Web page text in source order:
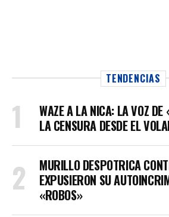
TENDENCIAS
WAZE A LA NICA: LA VOZ
LA CENSURA DESDE EL
MURILLO DESPOTRICA
EXPUSIERON SU
«ROBOS»